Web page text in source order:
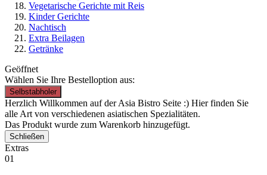
Vegetarische Gerichte mit Reis
Kinder Gerichte
Nachtisch
Extra Beilagen
Getränke
Geöffnet
Wählen Sie Ihre Bestelloption aus:
Selbstabholer
Herzlich Willkommen auf der Asia Bistro Seite :) Hier finden Sie
alle Art von verschiedenen asiatischen Spezialitäten.
Das Produkt wurde zum Warenkorb hinzugefügt.
Schließen
Extras
01